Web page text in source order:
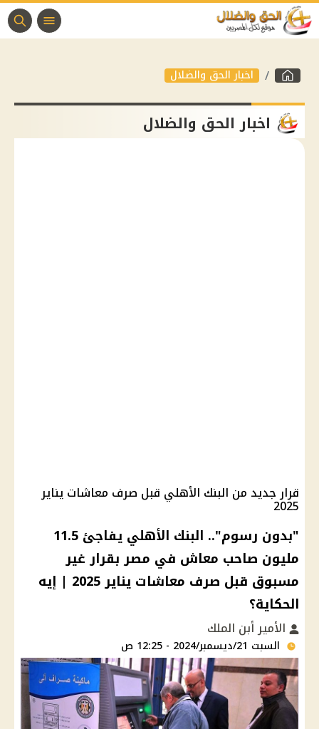
اخبار الحق والضلال
اخبار الحق والضلال
قرار جديد من البنك الأهلي قبل صرف معاشات يناير
2025
"بدون رسوم".. البنك الأهلي يفاجئ 11.5
مليون صاحب معاش في مصر بقرار غير
مسبوق قبل صرف معاشات يناير 2025 | إيه
الحكاية؟
الأمير أبن الملك
السبت 21/ديسمبر/2024 - 12:25 ص